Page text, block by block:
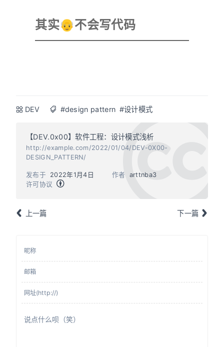
其实👴不会写代码
DEV #design pattern #设计模式
【DEV.0x00】软件工程：设计模式浅析
http://example.com/2022/01/04/DEV-0X00-
DESIGN_PATTERN/
作者 arttnba3
发布于
2022年1月4日
许可协议
上一篇 下一篇